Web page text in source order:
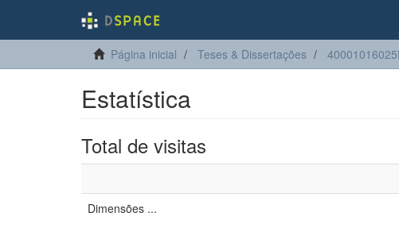
Página inicial Teses & Dissertações
Estatística
Total de visitas
Dimensões ...